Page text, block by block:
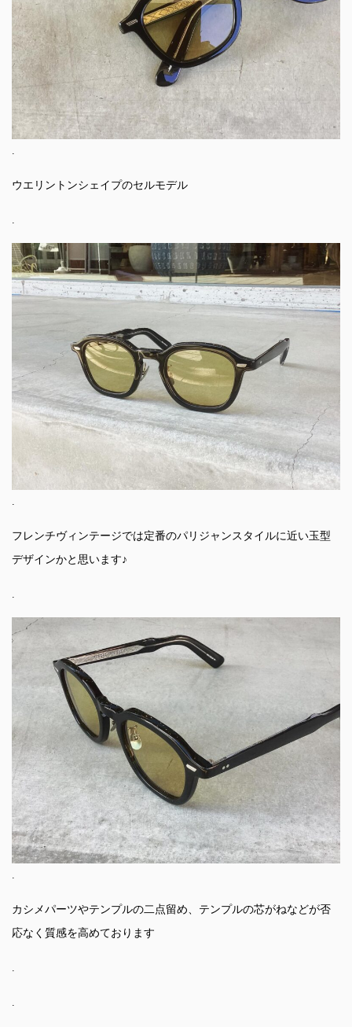
ウエリントンシェイプのセルモデル
フレンチヴィンテージでは定番のパリジャンスタイルに近い玉型
デザインかと思います♪
.
カシメパーツやテンプルの二点留め、テンプルの芯がねなどが否
応なく質感を高めております
.
.